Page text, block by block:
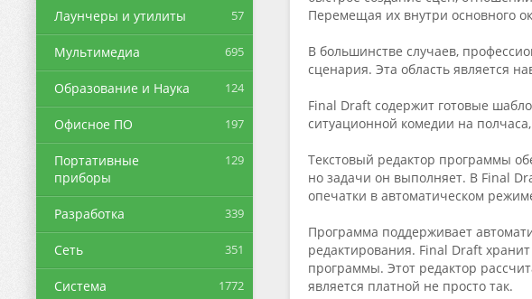
Лаунчеры и утилиты 57
Мультимедиа 695
Образование и Наука 124
Офисное ПО 197
Портативные
приборы
129
Разработка 339
Сеть 351
Система 1772
Перемещая их внутри основного
В большинстве случаев,
сценария. Эта область является
Final Draft содержит готовые
ситуационной комедии на
Текстовый редактор программы
но задачи он выполняет. В Final
опечатки в автоматическом
Программа поддерживает
редактирования. Final Draft
программы. Этот редактор
является платной не просто так.